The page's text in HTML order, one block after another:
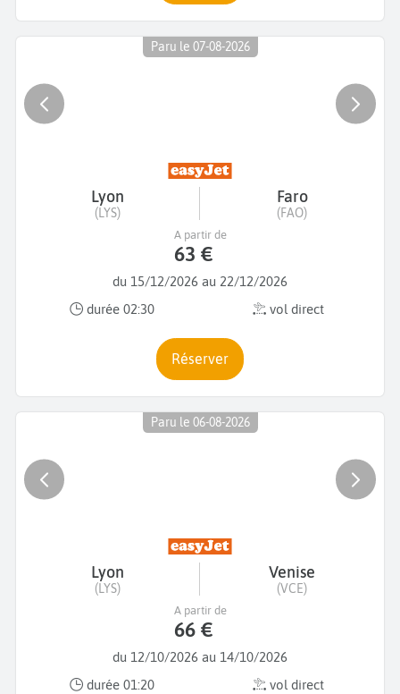
Paru le 07-08-2026
Lyon
(LYS)
Faro
(FAO)
du 15/12/2026 au 22/12/2026
durée 02:30
vol direct
A partir de
63 €
Réserver
Paru le 06-08-2026
Lyon
(LYS)
Venise
(VCE)
du 12/10/2026 au 14/10/2026
durée 01:20
vol direct
A partir de
66 €